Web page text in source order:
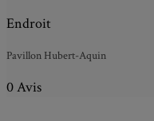
Endroit
Pavillon Hubert-Aquin
0 Avis